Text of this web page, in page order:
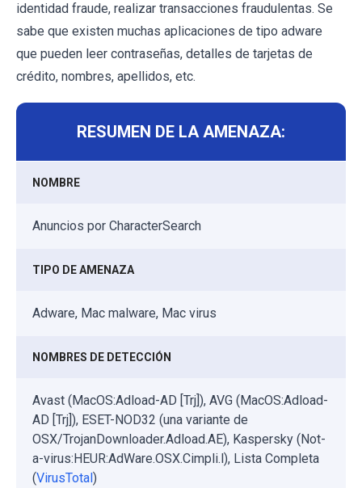
identidad fraude, realizar transacciones fraudulentas. Se
sabe que existen muchas aplicaciones de tipo adware
que pueden leer contraseñas, detalles de tarjetas de
crédito, nombres, apellidos, etc.
RESUMEN DE LA AMENAZA:
NOMBRE
Anuncios por CharacterSearch
TIPO DE AMENAZA
Adware, Mac malware, Mac virus
NOMBRES DE DETECCIÓN
Avast (MacOS:Adload-AD [Trj]), AVG (MacOS:Adload-
AD [Trj]), ESET-NOD32 (una variante de
OSX/TrojanDownloader.Adload.AE), Kaspersky (Not-
a-virus:HEUR:AdWare.OSX.Cimpli.l), Lista Completa
(VirusTotal)